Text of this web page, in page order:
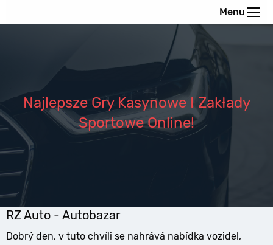
Menu
Najlepsze Gry Kasynowe I Zakłady
Sportowe Online!
RZ Auto - Autobazar
Dobrý den, v tuto chvíli se nahrává nabídka vozidel,